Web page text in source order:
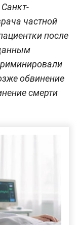
частной
после
обвинение
смерти